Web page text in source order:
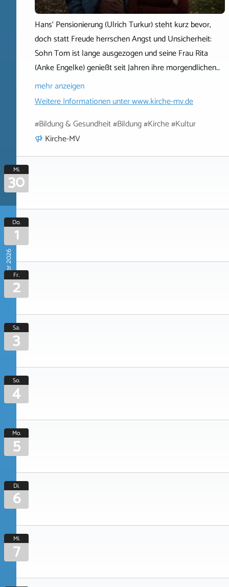
Hans‘ Pensionierung (Ulrich Turkur) steht kurz bevor,
doch statt Freude herrschen Angst und Unsicherheit:
Sohn Tom ist lange ausgezogen und seine Frau Rita
(Anke Engelke) genießt seit Jahren ihre morgendlichen…
mehr anzeigen
Weitere Informationen unterwww.kirche-mv.de
#Bildung & Gesundheit #Bildung #Kirche #Kultur
Kirche-MV
Mi.
30
Oktober 2026
Do.
1
Fr.
2
Sa.
3
So.
4
Mo.
5
Di.
6
Mi.
7